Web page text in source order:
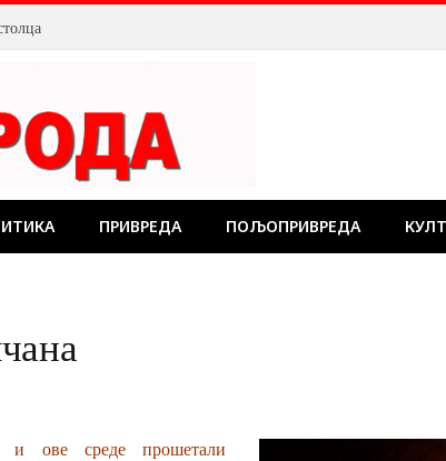
ПРИВРЕДА ПОЉОПРИВРЕДА
и ове среде прошетали